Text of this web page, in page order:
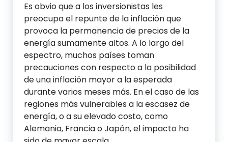
Es obvio que a los inversionistas les
preocupa el repunte de la inflación que
provoca la permanencia de precios de la
energía sumamente altos. A lo largo del
espectro, muchos países toman
precauciones con respecto a la posibilidad
de una inflación mayor a la esperada
durante varios meses más. En el caso de las
regiones más vulnerables a la escasez de
energía, o a su elevado costo, como
Alemania, Francia o Japón, el impacto ha